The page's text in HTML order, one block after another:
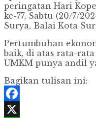
peringatan Hari
ke-77, Sabtu (20/7/
Surya, Balai Kota
Pertumbuhan
baik, di atas rata-
UMKM punya andil
Bagikan tulisan ini:
Facebook